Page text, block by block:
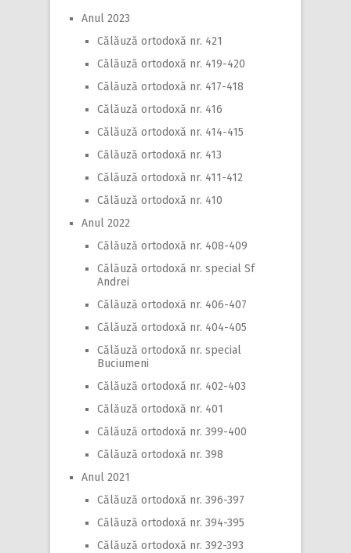
Anul 2023
Călăuză ortodoxă nr. 421
Călăuză ortodoxă nr. 419-420
Călăuză ortodoxă nr. 417-418
Călăuză ortodoxă nr. 416
Călăuză ortodoxă nr. 414-415
Călăuză ortodoxă nr. 413
Călăuză ortodoxă nr. 411-412
Călăuză ortodoxă nr. 410
Anul 2022
Călăuză ortodoxă nr. 408-409
Călăuză ortodoxă nr. special Sf
Andrei
Călăuză ortodoxă nr. 406-407
Călăuză ortodoxă nr. 404-405
Călăuză ortodoxă nr. special
Buciumeni
Călăuză ortodoxă nr. 402-403
Călăuză ortodoxă nr. 401
Călăuză ortodoxă nr. 399-400
Călăuză ortodoxă nr. 398
Anul 2021
Călăuză ortodoxă nr. 396-397
Călăuză ortodoxă nr. 394-395
Călăuză ortodoxă nr. 392-393